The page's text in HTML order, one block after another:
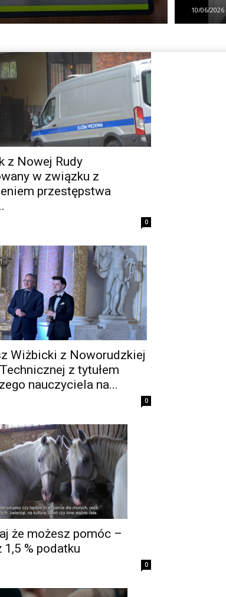
10/06/2026
z Nowej Rudy
w związku z
przestępstwa
0
Wiżbicki z Noworudzkiej
z tytułem
nauczyciela na...
0
że możesz pomóc –
1,5 % podatku
0